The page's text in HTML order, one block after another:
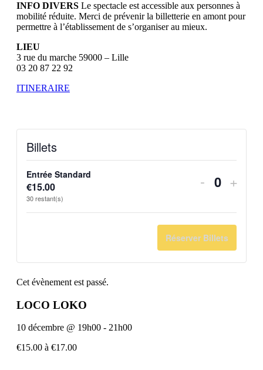
INFO DIVERS Le spectacle est accessible aux personnes à
mobilité réduite. Merci de prévenir la billetterie en amont pour
permettre à l’établissement de s’organiser au mieux.
LIEU
3 rue du marche 59000 – Lille
03 20 87 22 92
ITINERAIRE
Billets
Entrée Standard
€15.00
30restant(s)
Diminuer
quantité
de
billets
- +
Réserver Billets
Cet évènement est passé.
LOCO LOKO
10 décembre @ 19h00 - 21h00
€15.00 à €17.00